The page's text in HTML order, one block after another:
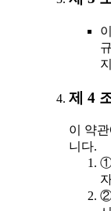
제 4
이 약
니다.
①
②